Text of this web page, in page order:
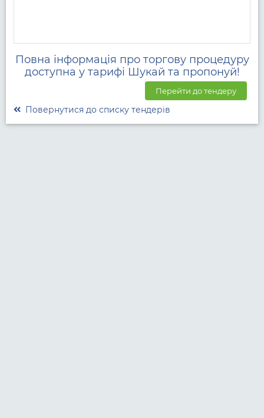
Повна інформація про торгову процедуру
доступна у тарифі Шукай та пропонуй!
Перейти до тендеру
Повернутися до списку тендерів